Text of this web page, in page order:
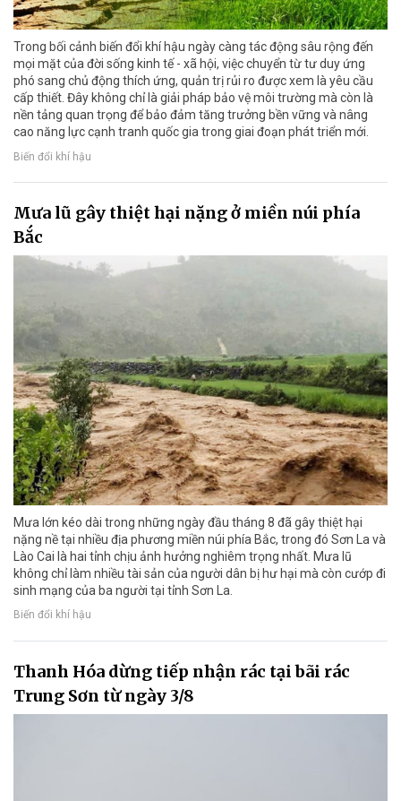
Trong bối cảnh biến đổi khí hậu ngày càng tác động sâu rộng đến
mọi mặt của đời sống kinh tế - xã hội, việc chuyển từ tư duy ứng
phó sang chủ động thích ứng, quản trị rủi ro được xem là yêu cầu
cấp thiết. Đây không chỉ là giải pháp bảo vệ môi trường mà còn là
nền tảng quan trọng để bảo đảm tăng trưởng bền vững và nâng
cao năng lực cạnh tranh quốc gia trong giai đoạn phát triển mới.
Biến đổi khí hậu
Mưa lũ gây thiệt hại nặng ở miền núi phía
Bắc
Mưa lớn kéo dài trong những ngày đầu tháng 8 đã gây thiệt hại
nặng nề tại nhiều địa phương miền núi phía Bắc, trong đó Sơn La và
Lào Cai là hai tỉnh chịu ảnh hưởng nghiêm trọng nhất. Mưa lũ
không chỉ làm nhiều tài sản của người dân bị hư hại mà còn cướp đi
sinh mạng của ba người tại tỉnh Sơn La.
Biến đổi khí hậu
Thanh Hóa dừng tiếp nhận rác tại bãi rác
Trung Sơn từ ngày 3/8